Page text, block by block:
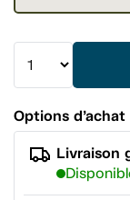
Options d’achat
Livraison